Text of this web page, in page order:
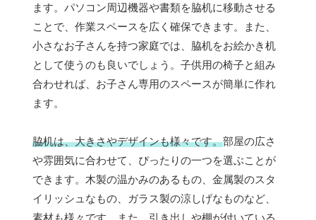
ます。パソコン周辺機器や書類を脇机に移動させる
ことで、作業スペースを広く確保できます。また、
小さなお子さんを持つ家庭では、脇机をお絵かき机
として使うのも良いでしょう。子供用の椅子と組み
合わせれば、お子さん専用のスペースが簡単に作れ
ます。
脇机は、大きさやデザインも様々です。部屋の広さ
や雰囲気に合わせて、ぴったりの一つを選ぶことが
できます。木製の温かみのあるもの、金属製のスタ
イリッシュなもの、ガラス製の涼しげなものなど、
素材も様々です。また、引き出しや棚が付いている